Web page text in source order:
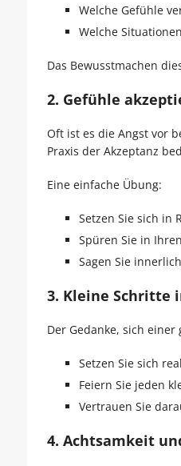
Welche Gefühle
Welche
Das Bewusstmachen
2. Gefühle
Oft ist es die Angst vor
Praxis der Akzeptanz
Eine einfache Übung:
Setzen Sie sich in
Spüren Sie in
Sagen Sie
3. Kleine Schritte
Der Gedanke, sich
Setzen Sie sich
Feiern Sie jeden
Vertrauen Sie
4. Achtsamkeit